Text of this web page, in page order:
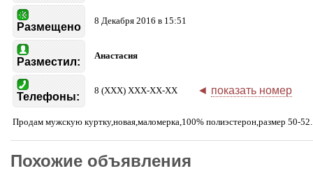
Размещено
8 Декабря 2016 в 15:51
Разместил:
Анастасия
Телефоны:
8 (XXX) XXX-XX-XX ◄ показать номер
Продам мужскую куртку,новая,маломерка,100% полиэстерон,размер 50-52.
Похожие объявления